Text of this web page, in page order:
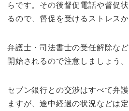
らです。その後督促電話や督促
るので、督促を受けるストレス
弁護士・司法書士の受任解除な
開始されるので注意しましょう。
セブン銀行との交渉はすべて弁
ますが、途中経過の状況などは